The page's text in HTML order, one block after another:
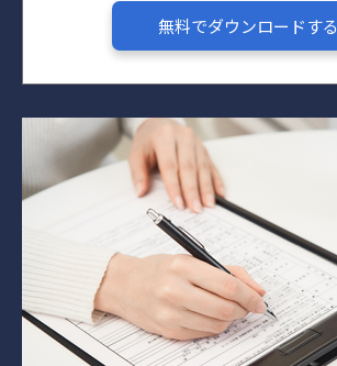
無料でダウンロードする